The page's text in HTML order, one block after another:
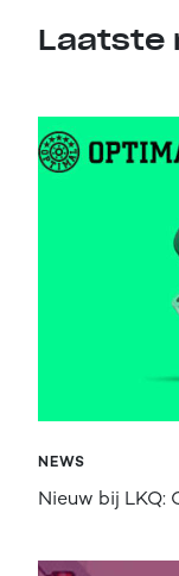
Laatste
NEWS
Nieuw bij LKQ: